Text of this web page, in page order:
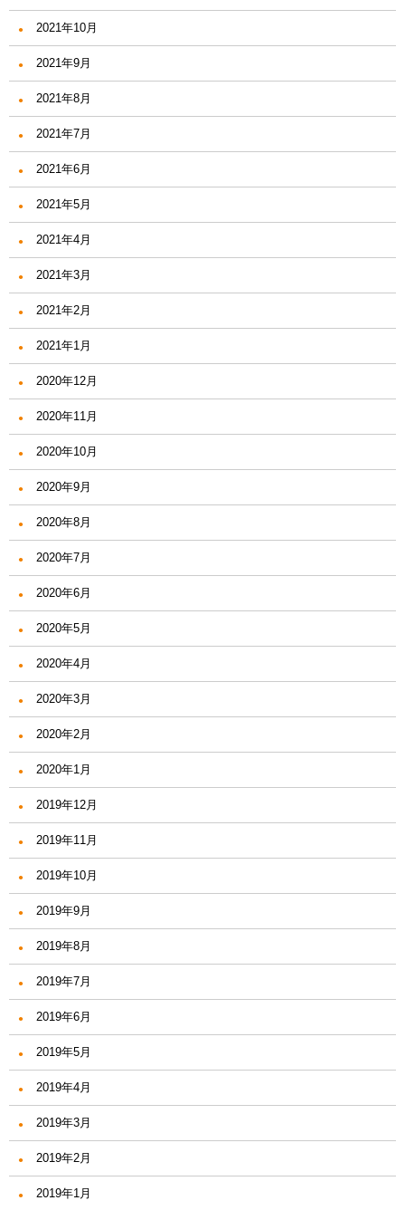
2021年10月
2021年9月
2021年8月
2021年7月
2021年6月
2021年5月
2021年4月
2021年3月
2021年2月
2021年1月
2020年12月
2020年11月
2020年10月
2020年9月
2020年8月
2020年7月
2020年6月
2020年5月
2020年4月
2020年3月
2020年2月
2020年1月
2019年12月
2019年11月
2019年10月
2019年9月
2019年8月
2019年7月
2019年6月
2019年5月
2019年4月
2019年3月
2019年2月
2019年1月